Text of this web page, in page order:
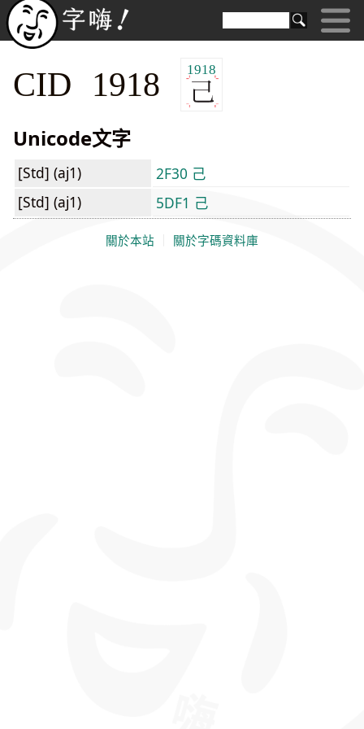
CID 1918 1918
Unicode文字
[Std] (aj1)
2F30 ⼰
[Std] (aj1)
5DF1 己
關於本站 關於字碼資料庫